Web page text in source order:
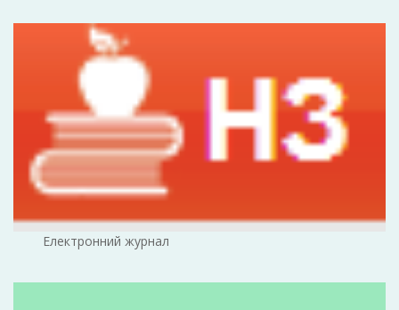
Електронний журнал